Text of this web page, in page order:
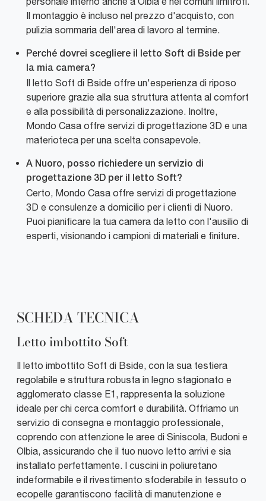
Il montaggio è incluso nel prezzo d'acquisto, con
pulizia sommaria dell'area di lavoro al termine.
Perché dovrei scegliere il letto Soft di Bside per
la mia camera?
Il letto Soft di Bside offre un'esperienza di riposo
superiore grazie alla sua struttura attenta al comfort
e alla possibilità di personalizzazione. Inoltre,
Mondo Casa offre servizi di progettazione 3D e una
materioteca per una scelta consapevole.
A Nuoro, posso richiedere un servizio di
progettazione 3D per il letto Soft?
Certo, Mondo Casa offre servizi di progettazione
3D e consulenze a domicilio per i clienti di Nuoro.
Puoi pianificare la tua camera da letto con l'ausilio di
esperti, visionando i campioni di materiali e finiture.
SCHEDA TECNICA
Letto imbottito Soft
Il letto imbottito Soft di Bside, con la sua testiera
regolabile e struttura robusta in legno stagionato e
agglomerato classe E1, rappresenta la soluzione
ideale per chi cerca comfort e durabilità. Offriamo un
servizio di consegna e montaggio professionale,
coprendo con attenzione le aree di Siniscola, Budoni e
Olbia, assicurando che il tuo nuovo letto arrivi e sia
installato perfettamente. I cuscini in poliuretano
indeformabile e il rivestimento sfoderabile in tessuto o
ecopelle garantiscono facilità di manutenzione e